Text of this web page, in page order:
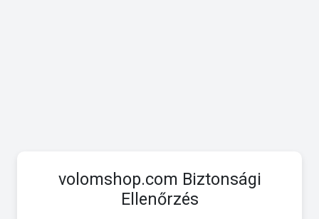
volomshop.com Biztonsági
Ellenőrzés